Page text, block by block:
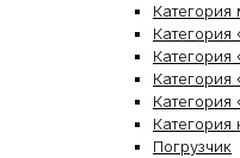
Категория
Категория
Категория
Категория
Категория
Категория
Погрузчик